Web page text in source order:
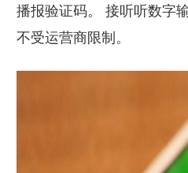
播报验证码。 接听听数字
不受运营商限制。